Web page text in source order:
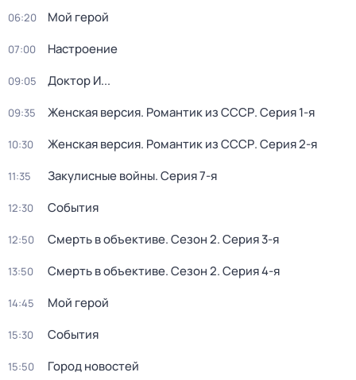
06:20 Мой герой
07:00 Настроение
09:05 Доктор И...
09:35 Женская версия. Романтик из СССР. Серия 1-я
10:30 Женская версия. Романтик из СССР. Серия 2-я
11:35 Закулисные войны. Серия 7-я
12:30 События
12:50 Смерть в объективе. Сезон 2. Серия 3-я
13:50 Смерть в объективе. Сезон 2. Серия 4-я
14:45 Мой герой
15:30 События
15:50 Город новостей